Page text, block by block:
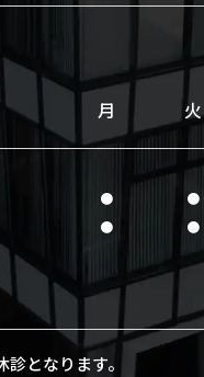
月 火
● ●
● ●
となります。